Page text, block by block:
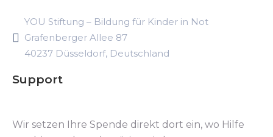
YOU Stiftung – Bildung für Kinder in Not
Grafenberger Allee 87
40237 Düsseldorf, Deutschland
Support
Wir setzen Ihre Spende direkt dort ein, wo Hilfe